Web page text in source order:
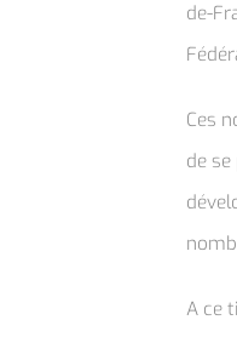
de-
Ces
de
A ce